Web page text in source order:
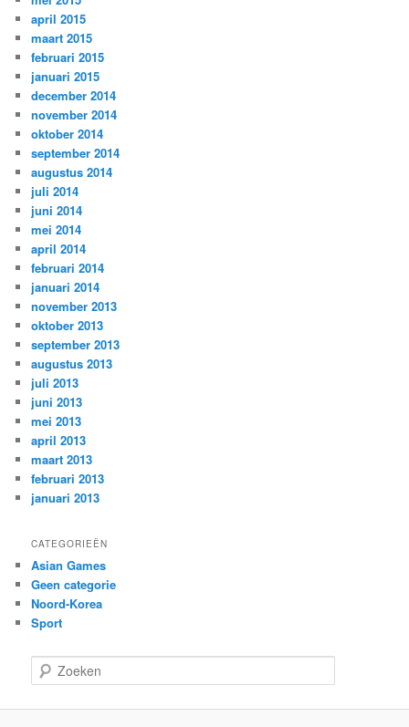
april 2015
maart 2015
februari 2015
januari 2015
december 2014
november 2014
oktober 2014
september 2014
augustus 2014
juli 2014
juni 2014
mei 2014
april 2014
februari 2014
januari 2014
november 2013
oktober 2013
september 2013
augustus 2013
juli 2013
juni 2013
mei 2013
april 2013
maart 2013
februari 2013
januari 2013
CATEGORIEËN
Asian Games
Geen categorie
Noord-Korea
Sport
o